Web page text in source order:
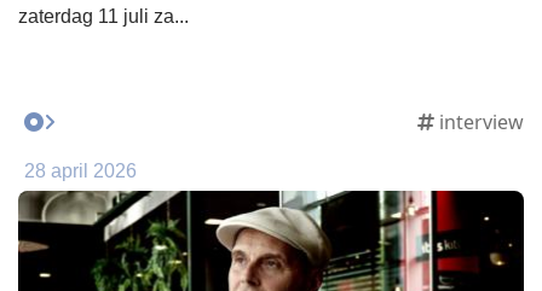
zaterdag 11 juli za...
interview
28 april 2026